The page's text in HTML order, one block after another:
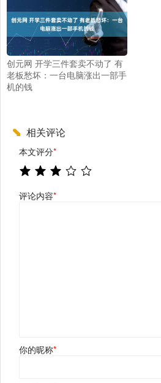
创元网 开学三件套卖不动了 有
老板愁坏：一台电脑涨出一部手
机的钱
相关评论
本文评分*
评论内容*
你的昵称*